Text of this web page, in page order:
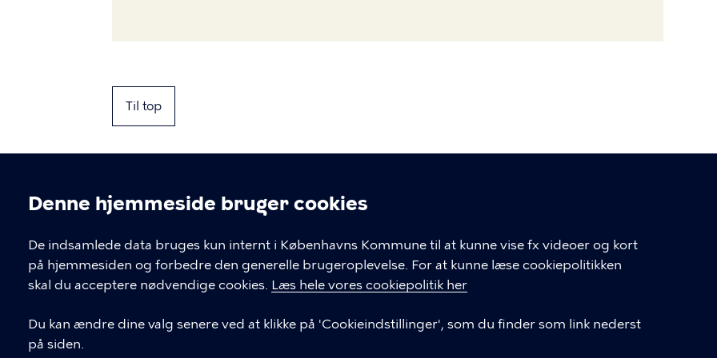
Cookieindstillinger
Denne hjemmeside bruger cookies
De indsamlede data bruges kun internt i Københavns Kommune til at kunne vise fx videoer og kort
på hjemmesiden og forbedre den generelle brugeroplevelse. For at kunne læse cookiepolitikken
skal du acceptere nødvendige cookies. Læs hele vores cookiepolitik her
Du kan ændre dine valg senere ved at klikke på 'Cookieindstillinger', som du finder som link nederst
på siden.
Til top
Kontakt Københavns Kommune
T
33 66 33 66
GENVEJE
Hvis du vil klage